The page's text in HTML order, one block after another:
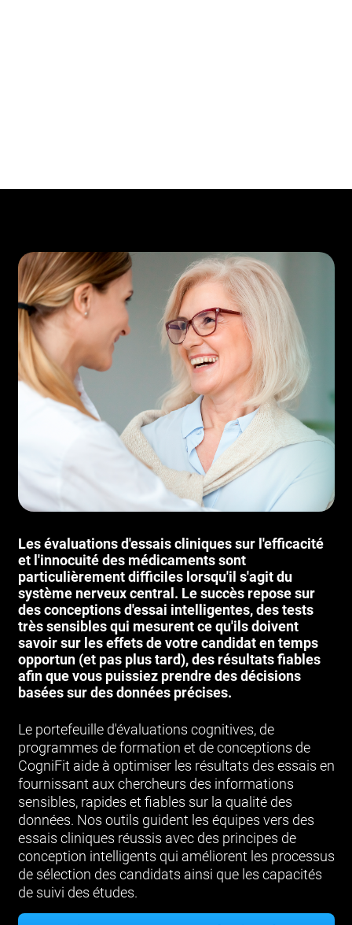
Les évaluations d'essais cliniques sur l'efficacité
et l'innocuité des médicaments sont
particulièrement difficiles lorsqu'il s'agit du
système nerveux central. Le succès repose sur
des conceptions d'essai intelligentes, des tests
très sensibles qui mesurent ce qu'ils doivent
savoir sur les effets de votre candidat en temps
opportun (et pas plus tard), des résultats fiables
afin que vous puissiez prendre des décisions
basées sur des données précises.
Le portefeuille d'évaluations cognitives, de
programmes de formation et de conceptions de
CogniFit aide à optimiser les résultats des essais en
fournissant aux chercheurs des informations
sensibles, rapides et fiables sur la qualité des
données. Nos outils guident les équipes vers des
essais cliniques réussis avec des principes de
conception intelligents qui améliorent les processus
de sélection des candidats ainsi que les capacités
de suivi des études.